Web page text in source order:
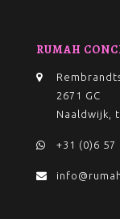
RUMAH
2671 GC
Naaldwijk,
+31 (0)6 57